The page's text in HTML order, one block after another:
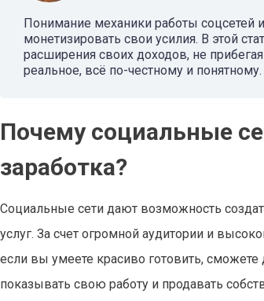
Понимание механики работы соцсетей
монетизировать свои усилия. В этой
расширения своих доходов, не
реальное, всё по-честному и понятному.
Почему социальные
заработка?
Социальные сети дают возможность
услуг. За счет огромной аудитории и
если вы умеете красиво готовить,
показывать свою работу и продавать